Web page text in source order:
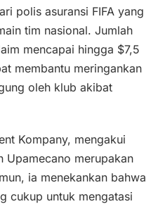
polis asuransi FIFA yang
tim nasional. Jumlah
mencapai hingga $7,5
membantu meringankan
oleh klub akibat
Kompany, mengakui
Upamecano merupakan
ia menekankan bahwa
cukup untuk mengatasi